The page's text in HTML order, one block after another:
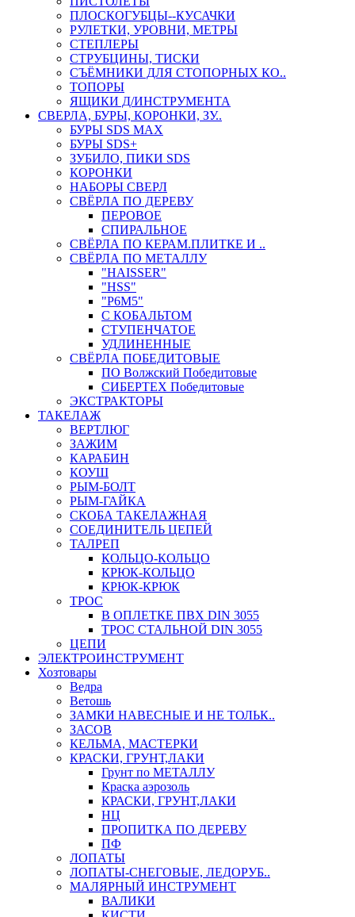
ПЛОСКОГУБЦЫ--КУСАЧКИ
РУЛЕТКИ, УРОВНИ, МЕТРЫ
СТЕПЛЕРЫ
СТРУБЦИНЫ, ТИСКИ
СЪЁМНИКИ ДЛЯ СТОПОРНЫХ КО..
ТОПОРЫ
ЯЩИКИ Д/ИНСТРУМЕНТА
СВЕРЛА, БУРЫ, КОРОНКИ, ЗУ..
БУРЫ SDS MAX
БУРЫ SDS+
ЗУБИЛО, ПИКИ SDS
КОРОНКИ
НАБОРЫ СВЕРЛ
СВЁРЛА ПО ДЕРЕВУ
ПЕРОВОЕ
СПИРАЛЬНОЕ
СВЁРЛА ПО КЕРАМ.ПЛИТКЕ И ..
СВЁРЛА ПО МЕТАЛЛУ
"HAISSER"
"HSS"
"Р6М5"
С КОБАЛЬТОМ
СТУПЕНЧАТОЕ
УДЛИНЕННЫЕ
СВЁРЛА ПОБЕДИТОВЫЕ
ПО Волжский Победитовые
СИБЕРТЕХ Победитовые
ЭКСТРАКТОРЫ
ТАКЕЛАЖ
ВЕРТЛЮГ
ЗАЖИМ
КАРАБИН
КОУШ
РЫМ-БОЛТ
РЫМ-ГАЙКА
СКОБА ТАКЕЛАЖНАЯ
СОЕДИНИТЕЛЬ ЦЕПЕЙ
ТАЛРЕП
КОЛЬЦО-КОЛЬЦО
КРЮК-КОЛЬЦО
КРЮК-КРЮК
ТРОС
В ОПЛЕТКЕ ПВХ DIN 3055
ТРОС СТАЛЬНОЙ DIN 3055
ЦЕПИ
ЭЛЕКТРОИНСТРУМЕНТ
Хозтовары
Ведра
Ветошь
ЗАМКИ НАВЕСНЫЕ И НЕ ТОЛЬК..
ЗАСОВ
КЕЛЬМА, МАСТЕРКИ
КРАСКИ, ГРУНТ,ЛАКИ
Грунт по МЕТАЛЛУ
Краска аэрозоль
КРАСКИ, ГРУНТ,ЛАКИ
НЦ
ПРОПИТКА ПО ДЕРЕВУ
ПФ
ЛОПАТЫ
ЛОПАТЫ-СНЕГОВЫЕ, ЛЕДОРУБ..
МАЛЯРНЫЙ ИНСТРУМЕНТ
ВАЛИКИ